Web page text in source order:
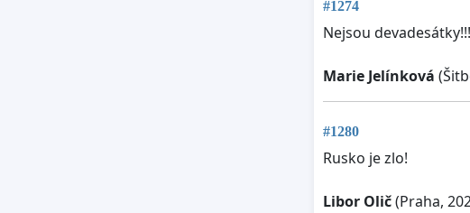
#1274
Nejsou devadesátky!!!
Marie Jelínková
#1280
Rusko je zlo!
Libor Olič(Praha,